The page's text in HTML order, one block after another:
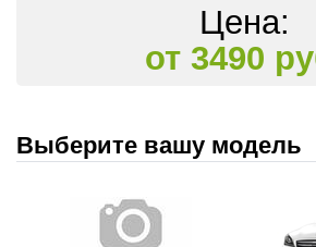
Цена:
от 3490
Выберите вашу модель